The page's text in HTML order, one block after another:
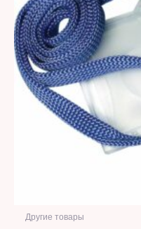
Другие товары